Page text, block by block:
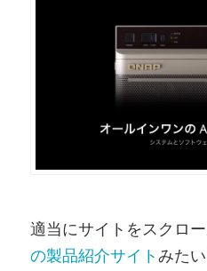
適当にサイトをスクロ
の製品紹介サイトみた